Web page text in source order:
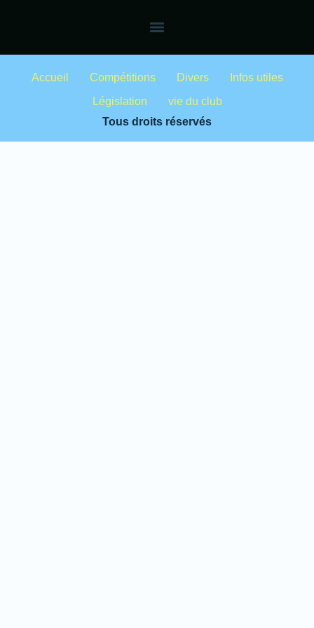
Accueil Compétitions Divers
Infos utiles
Législation
vie du club
Tous droits réservés